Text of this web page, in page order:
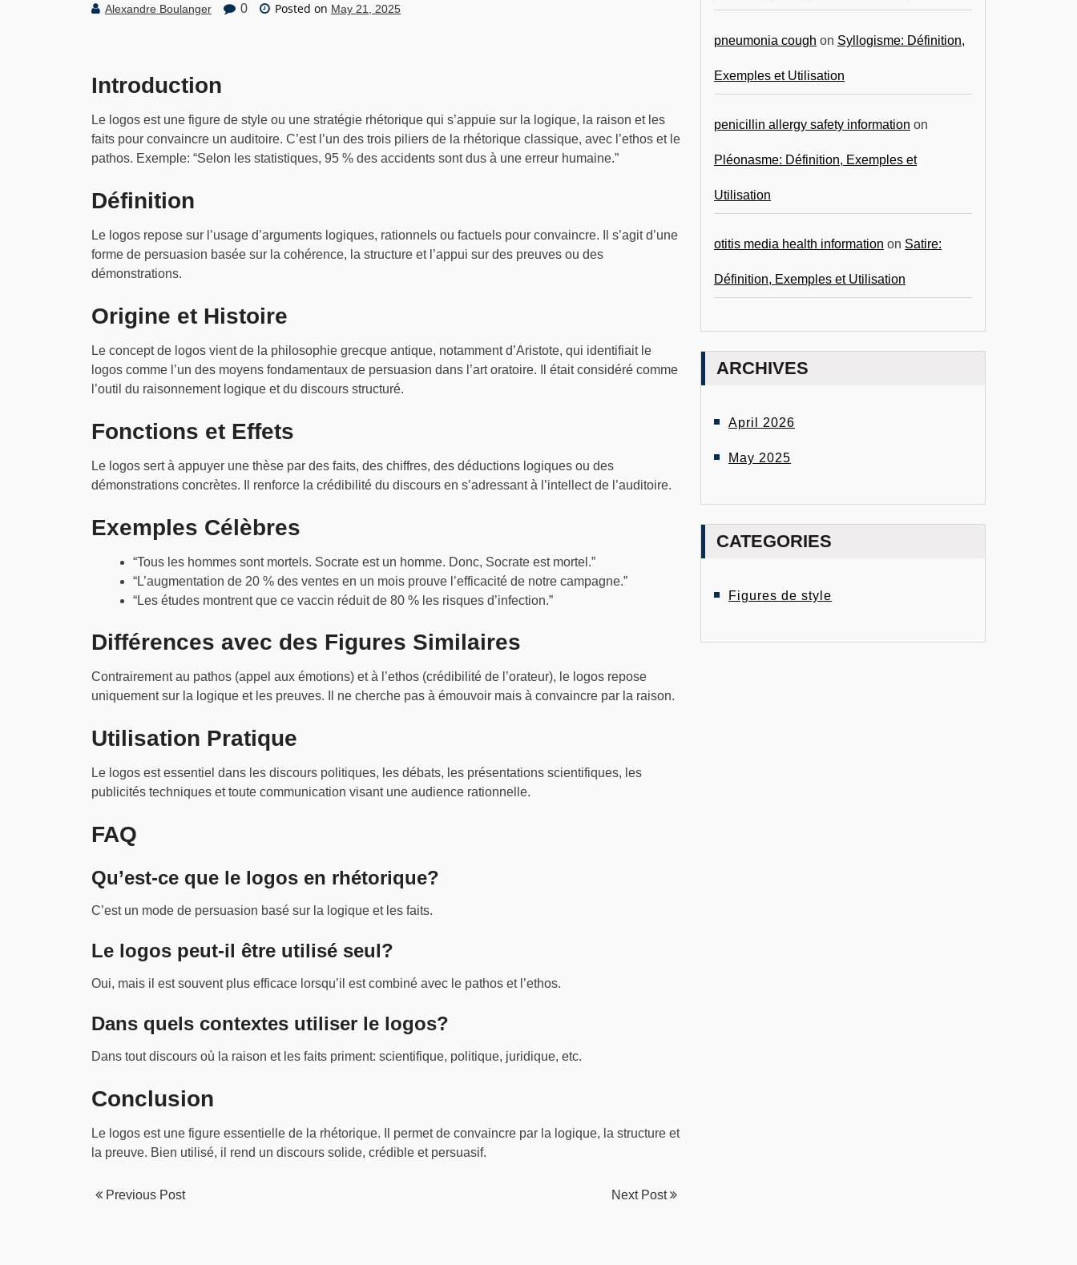
Alexandre Boulanger 0 Posted on May 21, 2025
Introduction
Le logos est une figure de style ou une stratégie rhétorique qui s’appuie sur la logique, la raison et les
faits pour convaincre un auditoire. C’est l’un des trois piliers de la rhétorique classique, avec l’ethos et le
pathos. Exemple: “Selon les statistiques, 95 % des accidents sont dus à une erreur humaine.”
Définition
Le logos repose sur l’usage d’arguments logiques, rationnels ou factuels pour convaincre. Il s’agit d’une
forme de persuasion basée sur la cohérence, la structure et l’appui sur des preuves ou des
démonstrations.
Origine et Histoire
Le concept de logos vient de la philosophie grecque antique, notamment d’Aristote, qui identifiait le
logos comme l’un des moyens fondamentaux de persuasion dans l’art oratoire. Il était considéré comme
l’outil du raisonnement logique et du discours structuré.
Fonctions et Effets
Le logos sert à appuyer une thèse par des faits, des chiffres, des déductions logiques ou des
démonstrations concrètes. Il renforce la crédibilité du discours en s’adressant à l’intellect de l’auditoire.
Exemples Célèbres
“Tous les hommes sont mortels. Socrate est un homme. Donc, Socrate est mortel.”
“L’augmentation de 20 % des ventes en un mois prouve l’efficacité de notre campagne.”
“Les études montrent que ce vaccin réduit de 80 % les risques d’infection.”
Différences avec des Figures Similaires
Contrairement au pathos (appel aux émotions) et à l’ethos (crédibilité de l’orateur), le logos repose
uniquement sur la logique et les preuves. Il ne cherche pas à émouvoir mais à convaincre par la raison.
Utilisation Pratique
Le logos est essentiel dans les discours politiques, les débats, les présentations scientifiques, les
publicités techniques et toute communication visant une audience rationnelle.
FAQ
Qu’est-ce que le logos en rhétorique?
C’est un mode de persuasion basé sur la logique et les faits.
Le logos peut-il être utilisé seul?
Oui, mais il est souvent plus efficace lorsqu’il est combiné avec le pathos et l’ethos.
Dans quels contextes utiliser le logos?
Dans tout discours où la raison et les faits priment: scientifique, politique, juridique, etc.
Conclusion
Le logos est une figure essentielle de la rhétorique. Il permet de convaincre par la logique, la structure et
la preuve. Bien utilisé, il rend un discours solide, crédible et persuasif.
Previous Post Next Post
pneumonia cough on Syllogisme: Définition,
Exemples et Utilisation
penicillin allergy safety information on
Pléonasme: Définition, Exemples et
Utilisation
otitis media health information on Satire:
Définition, Exemples et Utilisation
ARCHIVES
April 2026
May 2025
CATEGORIES
Figures de style